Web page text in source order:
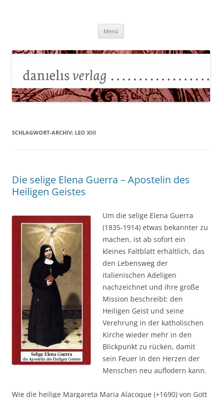
Menü
SCHLAGWORT-ARCHIV: LEO XIII
Die selige Elena Guerra – Apostelin des
Heiligen Geistes
Um die selige Elena Guerra
(1835-1914) etwas bekannter zu
machen, ist ab sofort ein
kleines Faltblatt erhältlich, das
den Lebensweg der
italienischen Adeligen
nachzeichnet und ihre große
Mission beschreibt: den
Heiligen Geist und seine
Verehrung in der katholischen
Kirche wieder mehr in den
Blickpunkt zu rücken, damit
sein Feuer in den Herzen der
Menschen neu auflodern kann.
Wie die heilige Margareta Maria Alacoque (+1690) von Gott